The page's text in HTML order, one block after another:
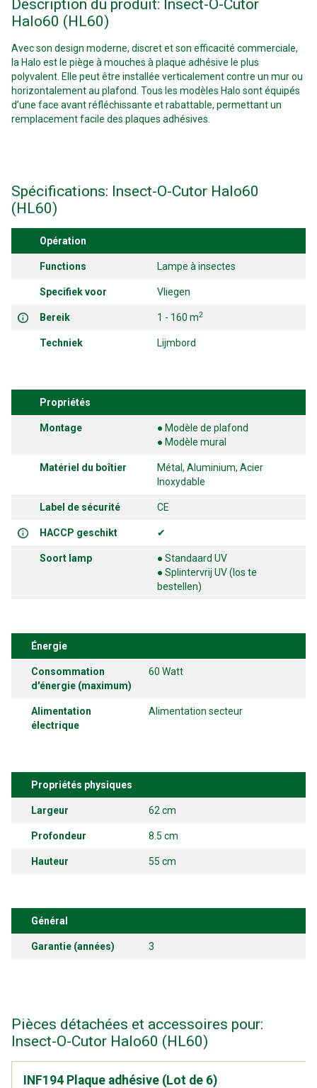
Description du produit: Insect-O-Cutor
Halo60 (HL60)
Avec son design moderne, discret et son efficacité commerciale,
la Halo est le piège à mouches à plaque adhésive le plus
polyvalent. Elle peut être installée verticalement contre un mur ou
horizontalement au plafond. Tous les modèles Halo sont équipés
d’une face avant réfléchissante et rabattable, permettant un
remplacement facile des plaques adhésives.
Spécifications: Insect-O-Cutor Halo60
(HL60)
Opération
Functions Lampe à insectes
Specifiek voor Vliegen
Bereik 1 - 160 m2
Techniek Lijmbord
Propriétés
Montage
● Modèle de plafond
● Modèle mural
Matériel du boîtier
Métal, Aluminium, Acier
Inoxydable
Label de sécurité CE
HACCP geschikt ✔
Soort lamp
● Standaard UV
● Splintervrij UV (los te
bestellen)
Énergie
Consommation
d'énergie (maximum)
60 Watt
Alimentation
électrique
Alimentation secteur
Propriétés physiques
Largeur 62 cm
Profondeur 8.5 cm
Hauteur 55 cm
Général
Garantie (années) 3
Pièces détachées et accessoires pour:
Insect-O-Cutor Halo60 (HL60)
INF194 Plaque adhésive (Lot de 6)